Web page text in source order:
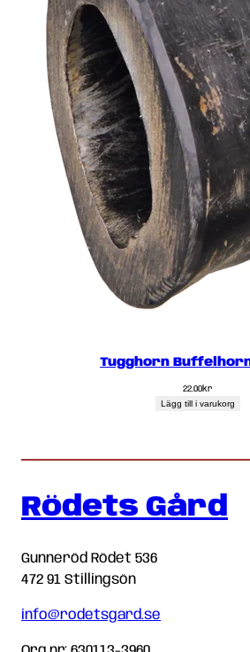
Tugghorn Buffelhorn
22.00kr
Lägg till i varukorg
Rödets Gård
Gunneröd Rödet 536
472 91 Stillingsön
info@rodetsgard.se